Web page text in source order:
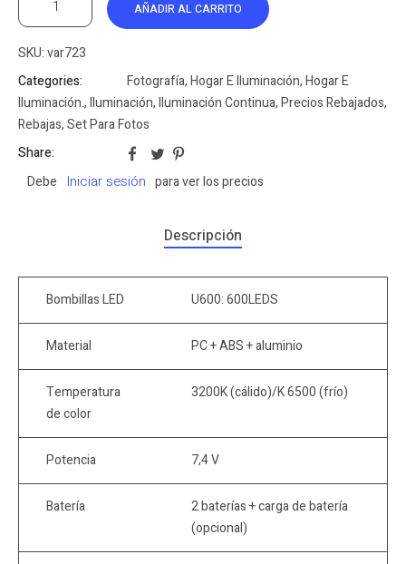
AÑADIR AL CARRITO
SKU:var723
Categories:
Fotografía,Hogar E Iluminación,Hogar E
Iluminación.,Iluminación,Iluminación Continua,Precios Rebajados,
Rebajas,Set Para Fotos
Share:
Debe
Iniciar sesión para ver los precios
Descripción
Bombillas LED U600: 600LEDS
Material PC + ABS + aluminio
Temperatura
de color
3200K (cálido)/K 6500 (frío)
Potencia 7,4 V
Batería
2 baterías + carga de batería
(opcional)